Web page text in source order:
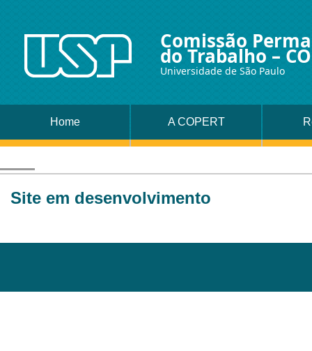
Comissão
do Trabalho –
Universidade de São Paulo
Home A COPERT
Site em desenvolvimento